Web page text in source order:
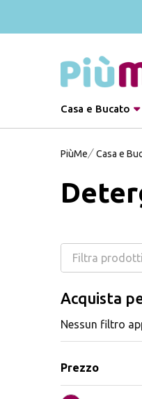
Casa e Bucato
PiùMe Casa e
Acquista
Nessun filtro
Prezzo